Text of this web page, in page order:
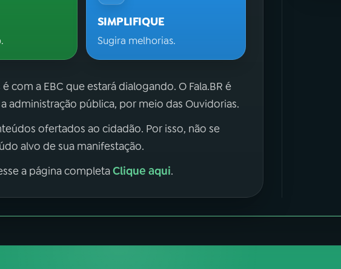
SIMPLIFIQUE
Sugira melhorias.
com a EBC que estará dialogando. O Fala.BR é
administração pública, por meio das Ouvidorias.
ofertados ao cidadão. Por isso, não se
alvo de sua manifestação.
a página completaClique aqui.